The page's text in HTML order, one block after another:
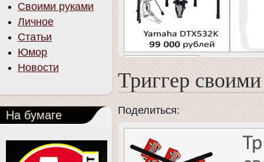
Триггер
Поделиться:
Своими руками
Личное
Статьи
Юмор
Новости
На бумаге